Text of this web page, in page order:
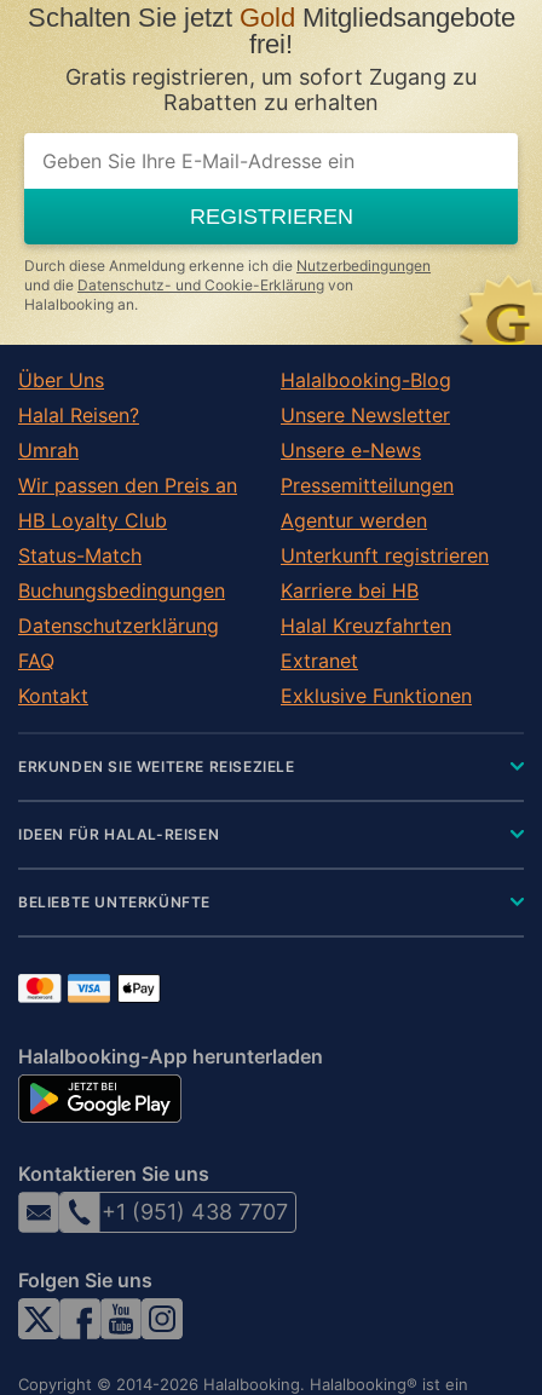
Schalten Sie jetztGold Mitgliedsangebote
frei!
Gratis registrieren, um sofort Zugang zu
Rabatten zu erhalten
If
you
ignore
this
field
REGISTRIEREN
Durch diese Anmeldung erkenne ich die Nutzerbedingungen
und die Datenschutz- und Cookie-Erklärung von
Halalbooking an.
Über Uns
Halal Reisen?
Umrah
Wir passen den Preis an
HB Loyalty Club
Status-Match
Buchungsbedingungen
Datenschutzerklärung
FAQ
Kontakt
Halalbooking-Blog
Unsere Newsletter
Unsere e-News
Pressemitteilungen
Agentur werden
Unterkunft registrieren
Karriere bei HB
Halal Kreuzfahrten
Extranet
Exklusive Funktionen
ERKUNDEN SIE WEITERE REISEZIELE
IDEEN FÜR HALAL-REISEN
BELIEBTE UNTERKÜNFTE
Halalbooking-App herunterladen
Kontaktieren Sie uns
+1 (951) 438 7707
Folgen Sie uns
Copyright © 2014-2026 Halalbooking. Halalbooking® ist ein